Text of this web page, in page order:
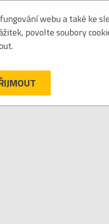
Seřadit podle: jména
webu a také ke
povolte soubory